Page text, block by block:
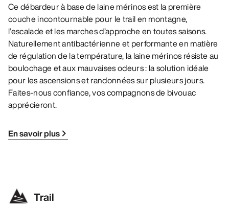
Ce débardeur à base de laine mérinos est la première
couche incontournable pour le trail en montagne,
l’escalade et les marches d’approche en toutes saisons.
Naturellement antibactérienne et performante en matière
de régulation de la température, la laine mérinos résiste au
boulochage et aux mauvaises odeurs : la solution idéale
pour les ascensions et randonnées sur plusieurs jours.
Faites-nous confiance, vos compagnons de bivouac
apprécieront.
En savoir plus
Trail